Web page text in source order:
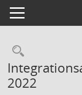
Toggle navigation
2022